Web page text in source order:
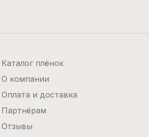
Каталог плёнок
О компании
Оплата и доставка
Партнёрам
Отзывы